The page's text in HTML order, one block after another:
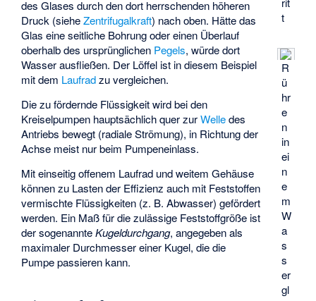
t
R
ü
hr
e
n
in
ei
n
e
m
W
a
s
s
er
gl
des Glases durch den dort herrschenden höheren
Druck (sieheZentrifugalkraft) nach oben. Hätte das
Glas eine seitliche Bohrung oder einen Überlauf
oberhalb des ursprünglichen Pegels, würde dort
Wasser ausfließen. Der Löffel ist in diesem Beispiel
mit dem Laufradzu vergleichen.
Die zu fördernde Flüssigkeit wird bei den
Kreiselpumpen hauptsächlich quer zurWelledes
Antriebs bewegt (radiale Strömung), in Richtung der
Achse meist nur beim Pumpeneinlass.
Mit einseitig offenem Laufrad und weitem Gehäuse
können zu Lasten der Effizienz auch mit Feststoffen
vermischte Flüssigkeiten (z. B. Abwasser) gefördert
werden. Ein Maß für die zulässige Feststoffgröße ist
der sogenannteKugeldurchgang, angegeben als
maximaler Durchmesser einer Kugel, die die
Pumpe passieren kann.